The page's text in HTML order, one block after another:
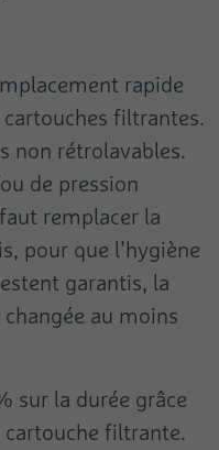
rapide
filtrantes.
non rétrolavables.
de pression
remplacer la
pour que l’hygiène
garantis, la
au moins
sur la durée grâce
cartouche filtrante.